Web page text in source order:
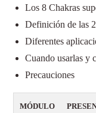
Los 8 Chakras
Definición de las
Diferentes
Cuando usarlas y
Precauciones
MÓDULO